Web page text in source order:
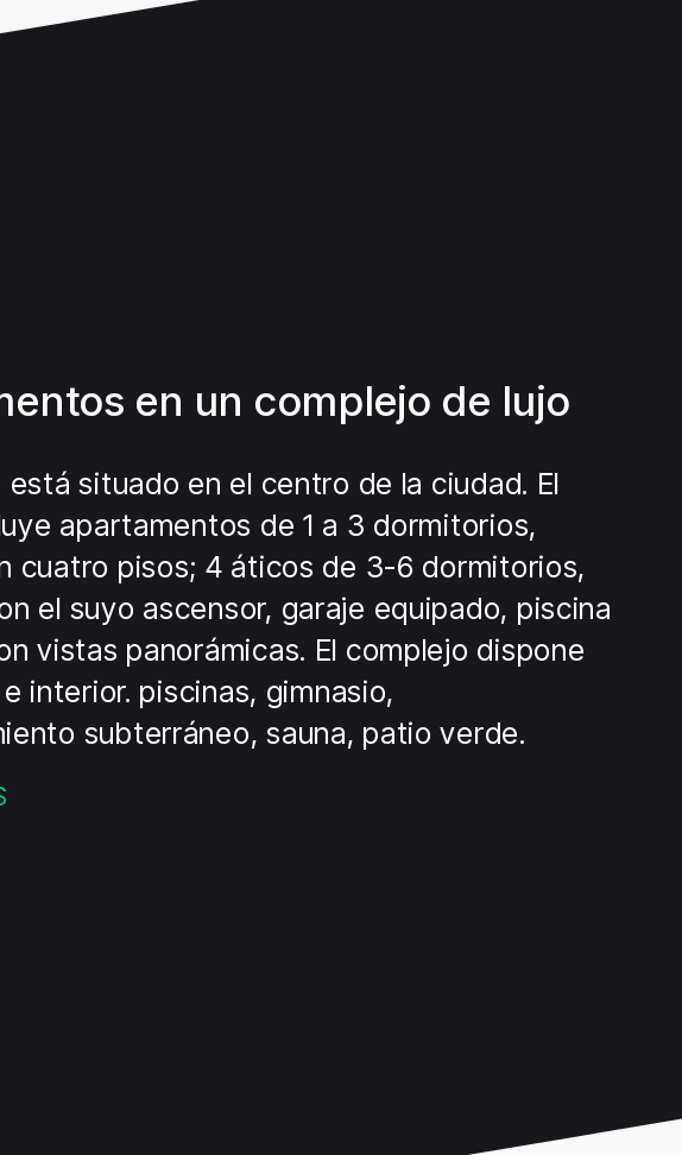
en un complejo de lujo
está situado en el centro de la ciudad. El
apartamentos de 1 a 3 dormitorios,
cuatro pisos; 4 áticos de 3-6 dormitorios,
el suyo ascensor, garaje equipado, piscina
vistas panorámicas. El complejo dispone
interior. piscinas, gimnasio,
subterráneo, sauna, patio verde.